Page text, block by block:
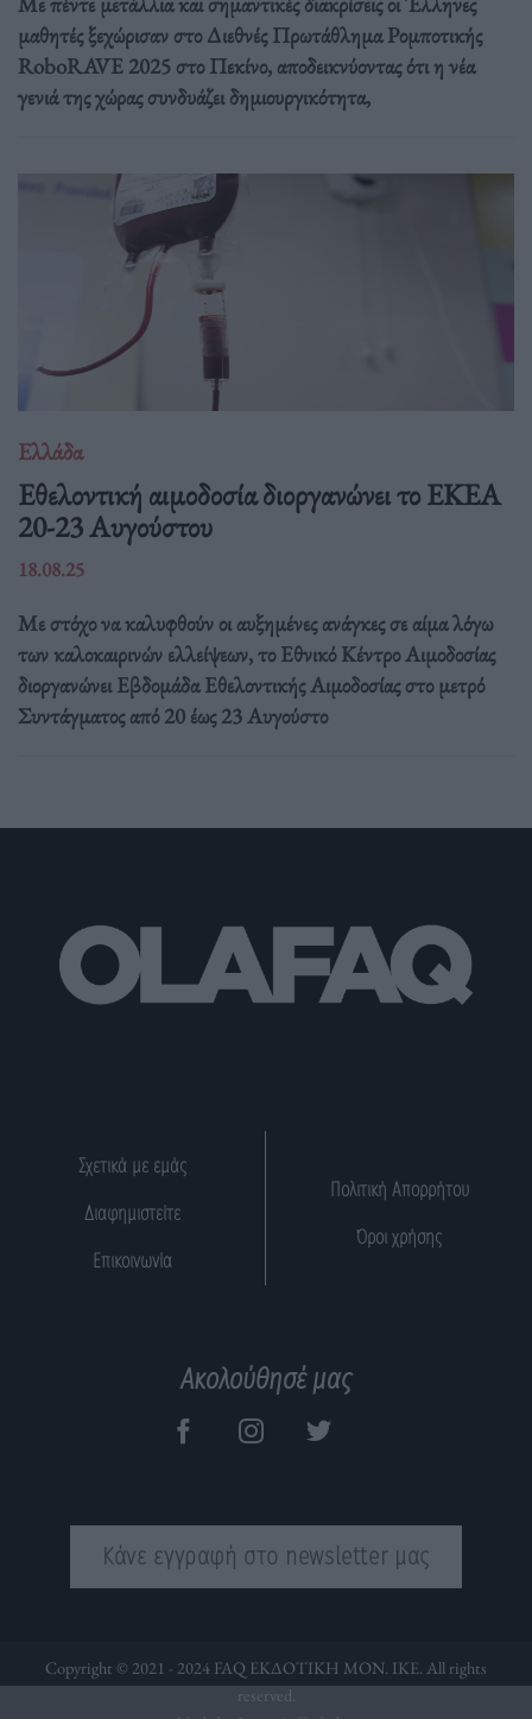
μαθητές ξεχώρισαν στο Διεθνές Πρωτάθλημα Ρομποτικής
RoboRAVE 2025 στο Πεκίνο, αποδεικνύοντας ότι η νέα
γενιά της χώρας συνδυάζει δημιουργικότητα,
Ελλάδα
Eθελοντική αιμοδοσία διοργανώνει το ΕΚΕΑ
20-23 Αυγούστου
18.08.25
Με στόχο να καλυφθούν οι αυξημένες ανάγκες σε αίμα λόγω
των καλοκαιρινών ελλείψεων, το Εθνικό Κέντρο Αιμοδοσίας
διοργανώνει Εβδομάδα Εθελοντικής Αιμοδοσίας στο μετρό
Συντάγματος από 20 έως 23 Αυγούστο
Σχετικά με εμάς
Διαφημιστείτε
Επικοινωνία
Πολιτική Απορρήτου
Όροι χρήσης
Ακολούθησέ μας
Κάνε εγγραφή στο newsletter μας
Copyright © 2021 - 2024 FAQ ΕΚΔΟΤΙΚΗ ΜΟΝ. ΙΚΕ. All rights
reserved.